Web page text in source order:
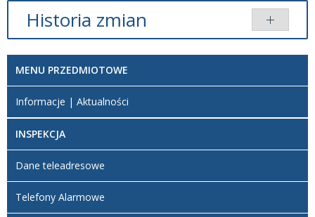
Dodany przez
Redaktor BIP
Historia zmian
Artykuł
utworzony.
środa,
październik
2024 17:55
został
Dodane
załączniki
23
MENU PRZEDMIOTOWE
Informacje | Aktualności
INSPEKCJA
Dane teleadresowe
Telefony Alarmowe